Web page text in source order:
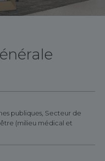
publiques, Secteur de
(milieu médical et